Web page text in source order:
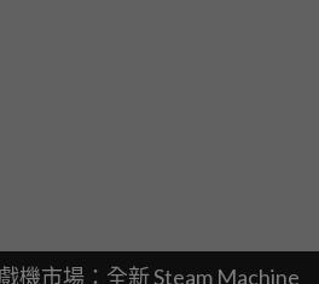
機市場：全新 Steam Machine